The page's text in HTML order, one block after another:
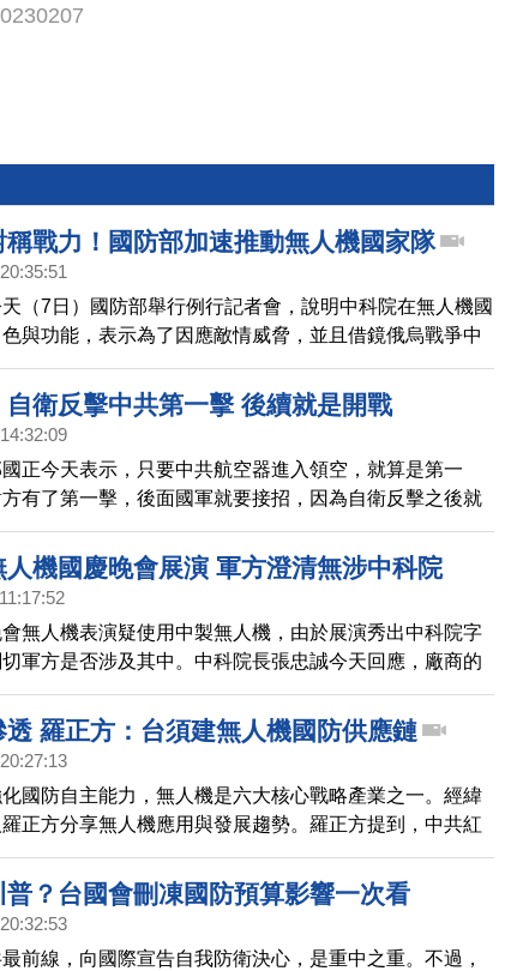
稱戰力！國防部加速推動無人機國家隊
（7日）國防部舉行例行記者會，說明中科院在無人機國
與功能，表示為了因應敵情威脅，並且借鏡俄烏戰爭中
經驗，要建構台灣無人機國家隊，目前正加速推動各型
生產。
自衛反擊中共第一擊 後續就是開戰
正今天表示，只要中共航空器進入領空，就算是第一
有了第一擊，後面國軍就要接招，因為自衛反擊之後就
人機國慶晚會展演 軍方澄清無涉中科院
無人機表演疑使用中製無人機，由於展演秀出中科院字
軍方是否涉及其中。中科院長張忠誠今天回應，廠商的
均與中科院無關，也會嚴格把關軍規無人機不涉及中製
透 羅正方：台須建無人機國防供應鏈
國防自主能力，無人機是六大核心戰略產業之一。經緯
正方分享無人機應用與發展趨勢。羅正方提到，中共紅
國際嚴格審視，要斷絕紅色供應鏈，台灣有必要在5年
機國防供應鏈。
普？台國會刪凍國防預算影響一次看
前線，向國際宣告自我防衛決心，是重中之重。不過，